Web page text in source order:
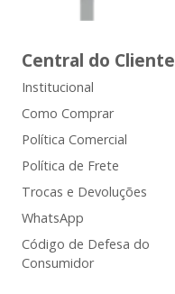
Central do Cliente
Institucional
Como Comprar
Política Comercial
Política de Frete
Trocas e Devoluções
WhatsApp
Código de Defesa do
Consumidor